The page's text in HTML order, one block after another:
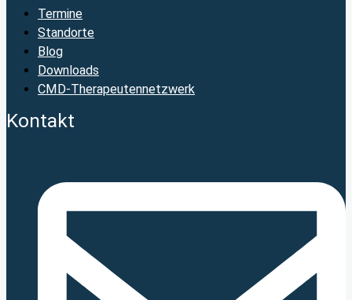
Termine
Standorte
Blog
Downloads
CMD-Therapeutennetzwerk
Kontakt